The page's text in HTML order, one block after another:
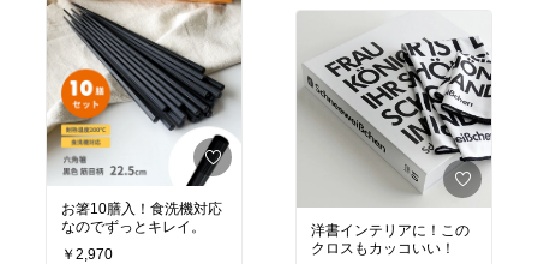
お箸10膳入！食洗機対応
なのでずっとキレイ。
￥2,970
洋書インテリアに！この
クロスもカッコいい！